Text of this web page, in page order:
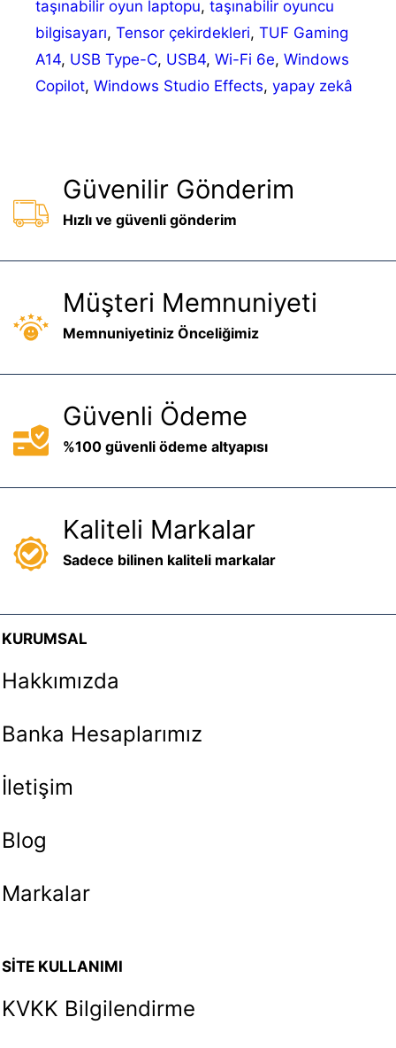
taşınabilir oyun laptopu, taşınabilir oyuncu
bilgisayarı, Tensor çekirdekleri, TUF Gaming
A14, USB Type-C, USB4, Wi-Fi 6e, Windows
Copilot, Windows Studio Effects, yapay zekâ
Güvenilir Gönderim
Hızlı ve güvenli gönderim
Müşteri Memnuniyeti
Memnuniyetiniz Önceliğimiz
Güvenli Ödeme
%100 güvenli ödeme altyapısı
Kaliteli Markalar
Sadece bilinen kaliteli markalar
KURUMSAL
Hakkımızda
Banka Hesaplarımız
İletişim
Blog
Markalar
SİTE KULLANIMI
KVKK Bilgilendirme